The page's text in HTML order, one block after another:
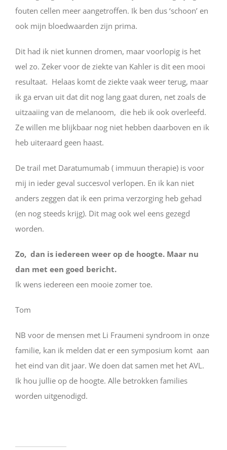
fouten cellen meer aangetroffen. Ik ben dus ‘schoon’ en
ook mijn bloedwaarden zijn prima.
Dit had ik niet kunnen dromen, maar voorlopig is het
wel zo. Zeker voor de ziekte van Kahler is dit een mooi
resultaat. Helaas komt de ziekte vaak weer terug, maar
ik ga ervan uit dat dit nog lang gaat duren, net zoals de
uitzaaiing van de melanoom, die heb ik ook overleefd.
Ze willen me blijkbaar nog niet hebben daarboven en ik
heb uiteraard geen haast.
De trail met Daratumumab ( immuun therapie) is voor
mij in ieder geval succesvol verlopen. En ik kan niet
anders zeggen dat ik een prima verzorging heb gehad
(en nog steeds krijg). Dit mag ook wel eens gezegd
worden.
Zo, dan is iedereen weer op de hoogte. Maar nu
dan met een goed bericht.
Ik wens iedereen een mooie zomer toe.
­­­­­­­­­­­­­­­­­­­­­­Tom
NB voor de mensen met Li Fraumeni syndroom in onze
familie, kan ik melden dat er een symposium komt aan
het eind van dit jaar. We doen dat samen met het AVL.
Ik hou jullie op de hoogte. Alle betrokken families
worden uitgenodigd.